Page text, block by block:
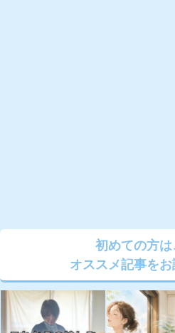
初めての方
オススメ記事を